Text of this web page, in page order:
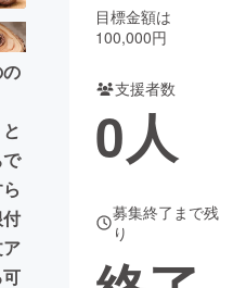
チャレンジ
化
CAMPFIRE Creation
machi-ya
目標金額は
100,000円
支援者数
0人
募集終了まで残
り